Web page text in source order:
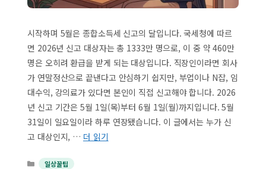
시작하며 5월은 종합소득세 신고의 달입니다. 국세청에 따르
면 2026년 신고 대상자는 총 1333만 명으로, 이 중 약 460만
명은 오히려 환급을 받게 되는 대상입니다. 직장인이라면 회사
가 연말정산으로 끝낸다고 안심하기 쉽지만, 부업이나 N잡, 임
대수익, 강의료가 있다면 본인이 직접 신고해야 합니다. 2026
년 신고 기간은 5월 1일(목)부터 6월 1일(월)까지입니다. 5월
31일이 일요일이라 하루 연장됐습니다. 이 글에서는 누가 신
고 대상인지, … 더 읽기
카일상꿀팁